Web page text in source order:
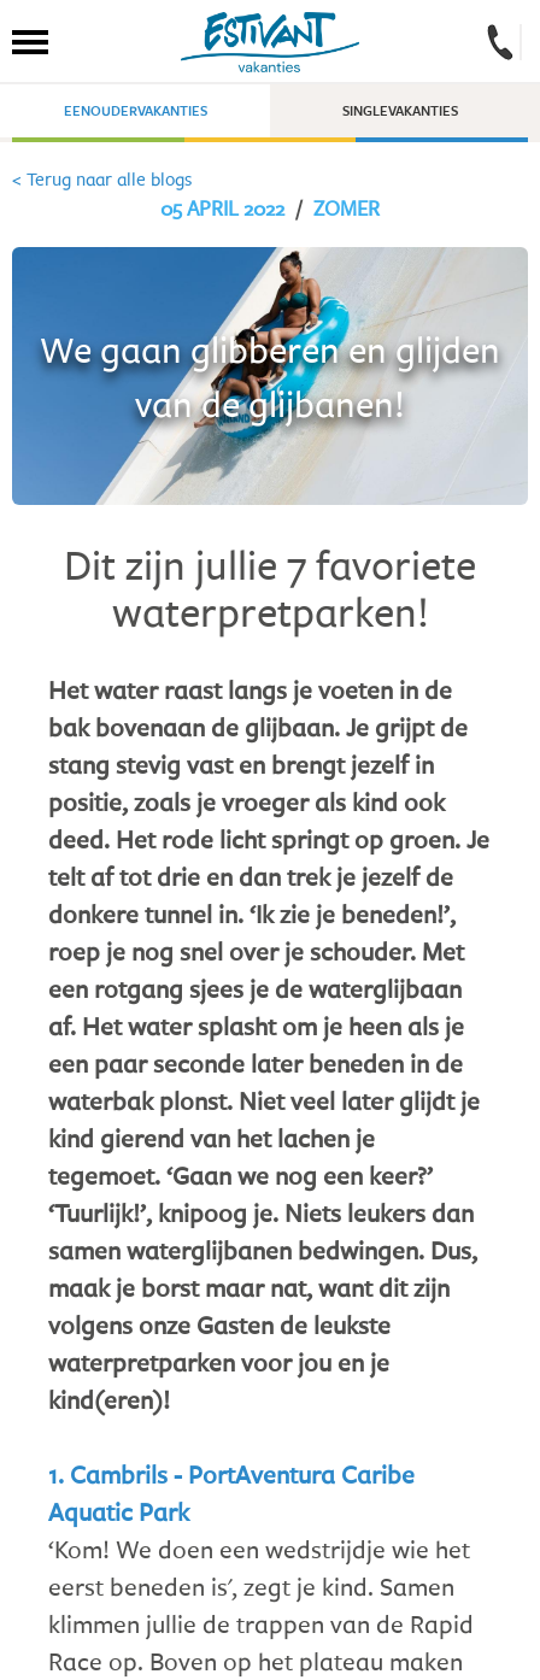
EENOUDERVAKANTIES SINGLEVAKANTIES
< Terug naar alle blogs
05 APRIL 2022 / ZOMER
We gaan glibberen en glijden
van de glijbanen!
Dit zijn jullie 7 favoriete
waterpretparken!
Het water raast langs je voeten in de
bak bovenaan de glijbaan. Je grijpt de
stang stevig vast en brengt jezelf in
positie, zoals je vroeger als kind ook
deed. Het rode licht springt op groen. Je
telt af tot drie en dan trek je jezelf de
donkere tunnel in. ‘Ik zie je beneden!’,
roep je nog snel over je schouder. Met
een rotgang sjees je de waterglijbaan
af. Het water splasht om je heen als je
een paar seconde later beneden in de
waterbak plonst. Niet veel later glijdt je
kind gierend van het lachen je
tegemoet. ‘Gaan we nog een keer?’
‘Tuurlijk!’, knipoog je. Niets leukers dan
samen waterglijbanen bedwingen. Dus,
maak je borst maar nat, want dit zijn
volgens onze Gasten de leukste
waterpretparken voor jou en je
kind(eren)!
1. Cambrils - PortAventura Caribe
Aquatic Park
‘Kom! We doen een wedstrijdje wie het
eerst beneden is', zegt je kind. Samen
klimmen jullie de trappen van de Rapid
Race op. Boven op het plateau maken